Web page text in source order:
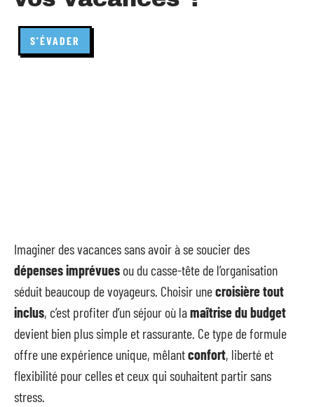
S'ÉVADER
Imaginer des vacances sans avoir à se soucier des
dépenses imprévues ou du casse-tête de l’organisation
séduit beaucoup de voyageurs. Choisir unecroisière tout
inclus, c’est profiter d’un séjour où lamaîtrise du budget
devient bien plus simple et rassurante. Ce type de formule
offre une expérience unique, mêlantconfort, liberté et
flexibilité pour celles et ceux qui souhaitent partir sans
stress.